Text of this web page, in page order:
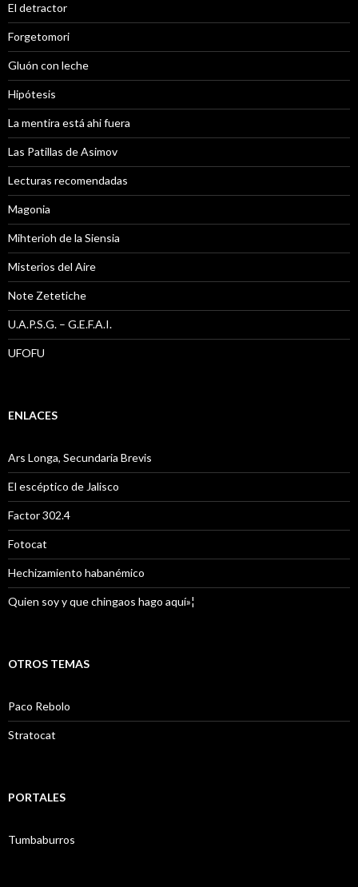
El detractor
Forgetomori
Gluón con leche
Hipótesis
La mentira está ahi fuera
Las Patillas de Asimov
Lecturas recomendadas
Magonia
Mihterioh de la Siensia
Misterios del Aire
Note Zetetiche
U.A.P.S.G. – G.E.F.A.I.
UFOFU
ENLACES
Ars Longa, Secundaria Brevis
El escéptico de Jalisco
Factor 302.4
Fotocat
Hechizamiento habanémico
Quien soy y que chingaos hago aquí»¦
OTROS TEMAS
Paco Rebolo
Stratocat
PORTALES
Tumbaburros